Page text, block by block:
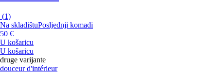
(1)
Na skladištuPosljednji komadi
50 €
U košaricu
U košaricu
druge varijante
douceur d'intérieur